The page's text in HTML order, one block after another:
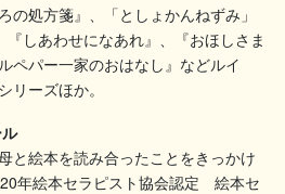
の処方箋』、「としょかんねずみ」
しあわせになあれ』、『おほしさま
ペパー一家のおはなし』などルイ
リーズほか。
と絵本を読み合ったことをきっかけ
年絵本セラピスト協会認定 絵本セ